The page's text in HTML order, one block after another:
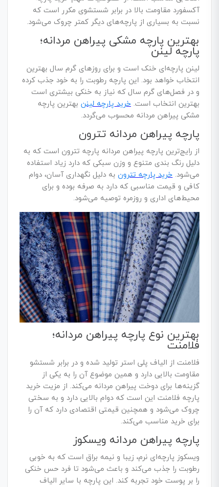
آکسفورد مقاومت بالا در برابر شستشوی مکرر است که
نسبت به بسیاری از پارچه‌های دیگر کمتر چروک می‌شود.
بهترین پارچه مشکی پیراهن مردانه؛
پارچه لینن
لینن پارچه‌ای خنک است و برای روزهای گرم سال بهترین
انتخاب خواهد بود. این پارچه رطوبت را به خود جذب کرده
و در فصل‌های گرم سال که نیاز به خنکی بیشتری است
بهترین انتخاب است. خرید پارچه لینن بهترین پارچه
مشکی پیراهن مردانه محسوب می‌گردد.
پارچه پیراهن مردانه تترون
از رایج‌ترین پارچه پیراهن مردانه پارچه تترون است که به
دلیل رنگ بندی متنوع و وزن سبکی که دارد زیاد استفاده
می‌شود. خرید پارچه تترون به دلیل نگهداری آسان، دوام
کافی و قیمت مناسبی که دارد به صرفه بوده و برای
محیط‌های اداری و روزمره توصیه می‌شود.
بهترین نوع پارچه پیراهن مردانه؛
فلامنت
فلامنت از الیاف پلی استر تولید شده و در برابر شستشو
مقاومت بالایی دارد و همین موضوع آن را به یکی از
گزینه‌ها برای دوخت پیراهن مردانه می‌کند. از مزیت خرید
پارچه فلامنت این است که دوام بالایی دارد و به سختی
چروک می‌شود و همچنین قیمتی اقتصادی دارد که آن را
برای خرید مناسب می‌کند.
پارچه پیراهن مردانه ویسکوز
ویسکوز پارچه‌ای نرم، زیبا و نیمه براق است که به خوبی
رطوبت را جذب می‌کند و باعث می‌شود تا فرد حس خنکی
را بر پوست خود تجربه کند. این پارچه با سایر الیاف